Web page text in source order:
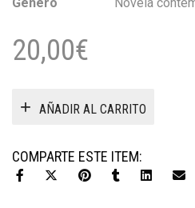
20,00€
AÑADIR AL CARRITO
COMPARTE ESTE ITEM: